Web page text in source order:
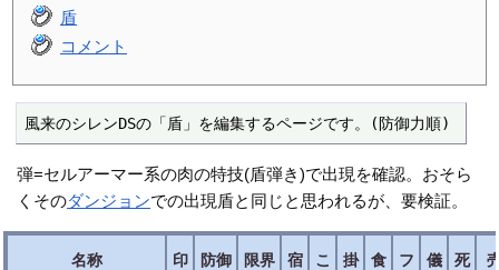
盾
コメント
風来のシレンDSの「盾」を編集するページです。(防御力順)
弾=セルアーマー系の肉の特技(盾弾き)で出現を確認。おそら
くそのダンジョンでの出現盾と同じと思われるが、要検証。
名称 印 防御 限界 宿 こ 掛 食 フ 儀 死